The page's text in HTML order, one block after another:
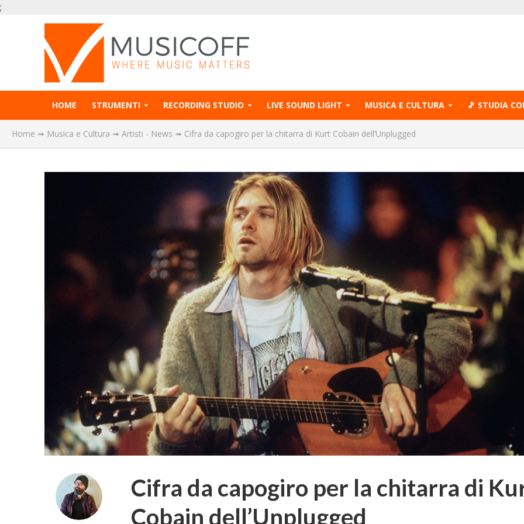
;
HOME STRUMENTI RECORDING STUDIO LIVE SOUND LIGHT MUSICA E CULTURA 🎵 STUDIA
Home ➟ Musica e Cultura ➟ Artisti - News ➟ Cifra da capogiro per la chitarra di Kurt Cobain dell’Unplugged
Cifra da capogiro per la chitarra di
Cobain dell’Unplugged